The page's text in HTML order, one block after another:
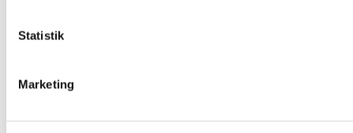
Statistik
Marketing
« Fjordens Plankesteak
Fjordens Plankesteak